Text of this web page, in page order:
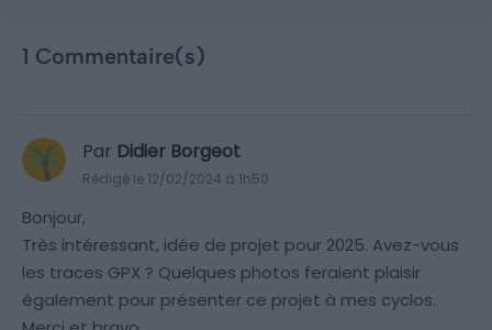
1 Commentaire(s)
Par Didier Borgeot
Rédigé le 12/02/2024 à 1h50
Bonjour,
Très intéressant, idée de projet pour 2025. Avez-vous
les traces GPX ? Quelques photos feraient plaisir
également pour présenter ce projet à mes cyclos.